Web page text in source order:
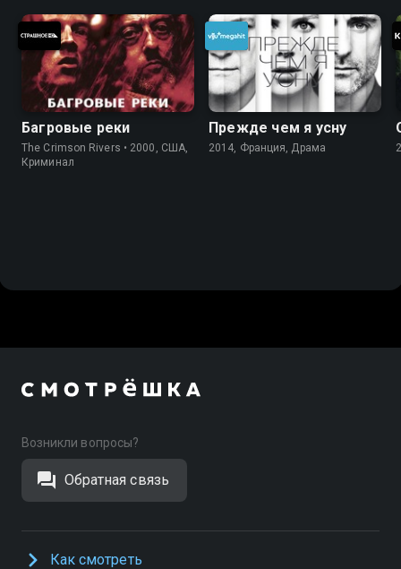
Багровые реки
The Crimson Rivers • 2000, США,
Криминал
Прежде чем я усну
2014, Франция, Драма
Возникли вопросы?
Обратная связь
Как смотреть